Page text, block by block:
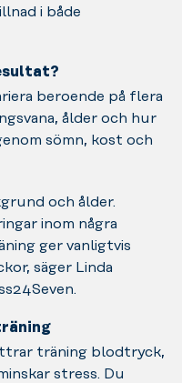
i både
beroende på flera
ålder och hur
sömn, kost och
och ålder.
inom några
ger vanligtvis
säger Linda
träning blodtryck,
stress. Du